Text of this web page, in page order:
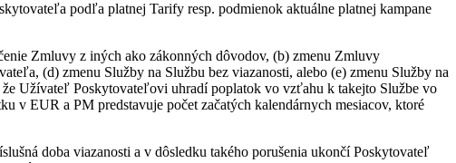
podľa platnej Tarify resp. podmienok aktuálne platnej kampane
Zmluvy z iných ako zákonných dôvodov, (b) zmenu Zmluvy
(d) zmenu Služby na Službu bez viazanosti, alebo (e) zmenu Služby na
že Užívateľ Poskytovateľovi uhradí poplatok vo vzťahu k takejto Službe vo
v EUR a PM predstavuje počet začatých kalendárnych mesiacov, ktoré
doba viazanosti a v dôsledku takého porušenia ukončí Poskytovateľ